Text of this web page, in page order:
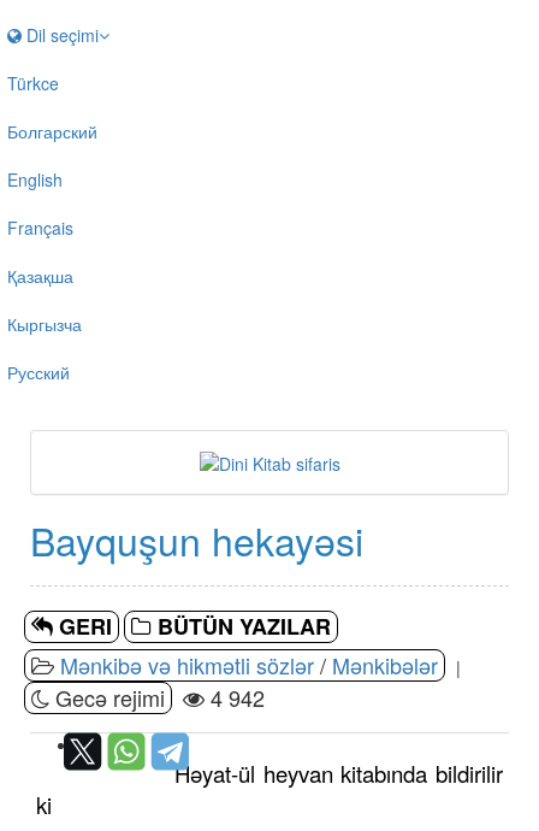
Dil seçimi
Türkce
Болгарский
English
Français
Қазақша
Кыргызча
Русский
Bayquşun hekayəsi
GERI
BÜTÜN YAZILAR
Mənkibə və hikmətli sözlər/ Mənkibələr |
Gecə rejimi 4 942
Həyat-ül heyvan kitabında bildirilir
ki